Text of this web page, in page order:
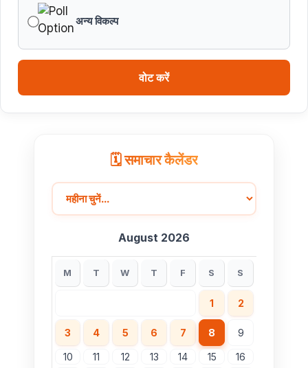
आत्मनिर्भरता का सशक्त प्रतीक है : मुख्यमंत्री डॉ. यादव
बधाई
स्वामीनाथन की जयंती पर किया नमन
अन्य विकल्प
वोट करें
🗓️ समाचार कैलेंडर
August 2026
M T W T F S S
1 2
3 4 5 6 7 8 9
10 11 12 13 14 15
16